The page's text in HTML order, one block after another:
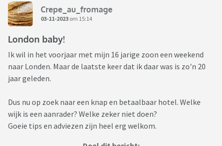
Crepe_au_fromage
03-11-2023 om 15:14
London baby!
Ik wil in het voorjaar met mijn 16 jarige zoon een weekend
naar Londen. Maar de laatste keer dat ik daar was is zo'n 20
jaar geleden.
Dus nu op zoek naar een knap en betaalbaar hotel. Welke
wijk is een aanrader? Welke zeker niet doen?
Goeie tips en adviezen zijn heel erg welkom.